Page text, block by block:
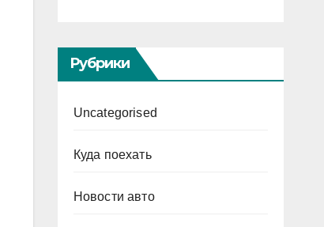
Рубрики
Uncategorised
Куда поехать
Новости авто